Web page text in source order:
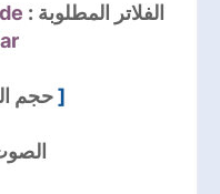
الفلاتر المطلوبة :
[حجم